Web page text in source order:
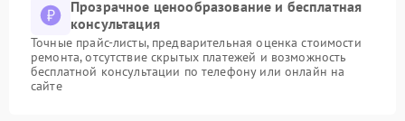
Прозрачное ценообразование и бесплатная
консультация
Точные прайс-листы, предварительная оценка стоимости
ремонта, отсутствие скрытых платежей и возможность
бесплатной консультации по телефону или онлайн на
сайте